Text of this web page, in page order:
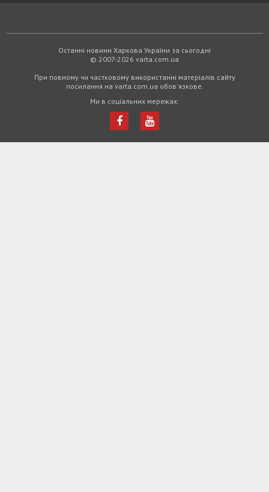
Останні новини Харкова України за сьогодні
© 2007-2026 varta.com.ua
При повному чи частковому використанні матеріалів сайту
посилання на varta.com.ua обов'язкове.
Ми в соціальних мережах: